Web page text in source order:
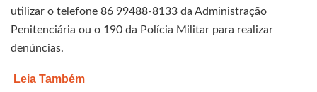
utilizar o telefone 86 99488-8133 da Administração
Penitenciária ou o 190 da Polícia Militar para realizar
denúncias.
Leia Também